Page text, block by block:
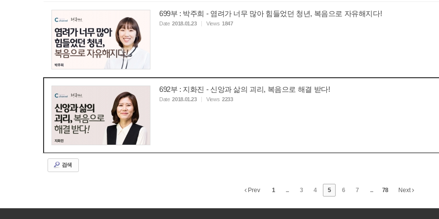
699부 : 박주희 - 염려가 너무 많아 힘들었던 청년, 복음으로 자유해지다!
Date 2018.01.23 Views 1847
692부 : 지화진 - 신앙과 삶의 괴리, 복음으로 해결 받다!
Date 2018.01.23 Views 2233
검색
Prev 1 ... 3 4 5 6 7 ... 78 Next